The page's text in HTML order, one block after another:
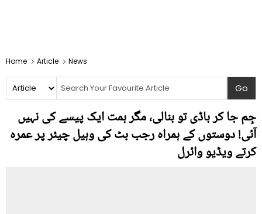
Home Article News
جِم جا کر باڈی تو بنالی، مگر ہمت ایک پیسے کی نہیں
آئی! دوستوں کے ہمراہ رجب بٹ کی وہیل چیئر پر عمرہ
کرتے ویڈیو وائرل